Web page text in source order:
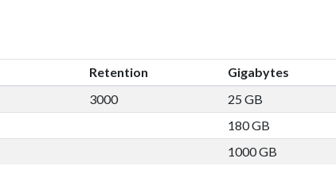
Retention Gigabytes
3000 25 GB
180 GB
1000 GB